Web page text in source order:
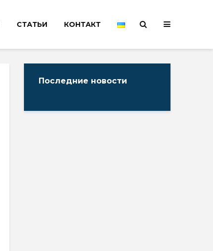
СТАТЬИ КОНТАКТ
Последние новости